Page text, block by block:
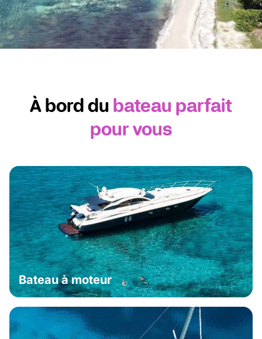
Le paradis à portée de voile
Découvrir
À bord du bateau parfait
pour vous
Bateau à moteur